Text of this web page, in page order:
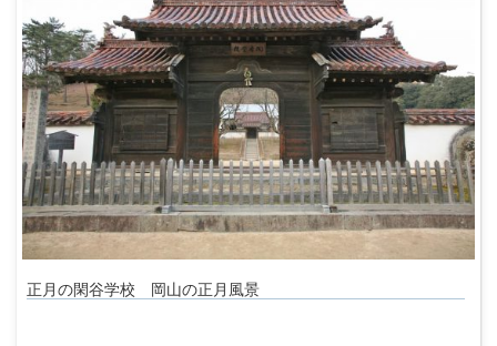
正月の閑谷学校 岡山の正月風景